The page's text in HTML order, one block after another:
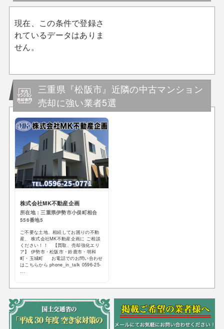
現在、この条件で登録さ
れているデータはありま
せん。
三重県『松阪市』近隣の中古マンション
売却に強い業者5選
株式会社MK不動産企画
所在地：三重県伊勢市小俣町相合
556番地5
ご不要な土地、相続してお困りの不動
産、 株式会社MK不動産企画に ご相談
ください！！ 【買取、売却強化エリ
ア】 伊勢市・松阪市・鈴鹿市・明和
町・玉城町 お電話でのお問い合わせ
はこちらから phone_in_talk 0596-25-
...